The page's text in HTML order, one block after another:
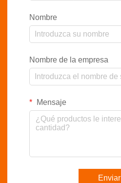
Nombre
Nombre de la empresa
Mensaje
Enviar